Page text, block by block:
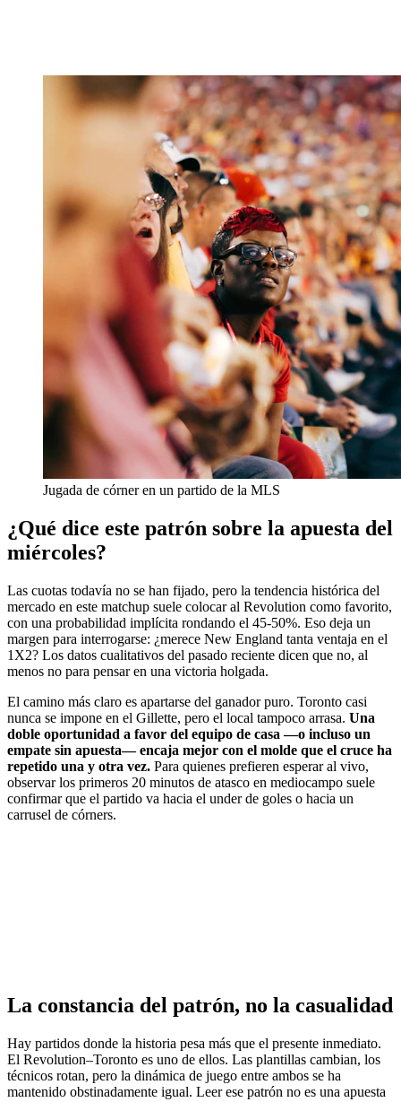
Jugada de córner en un partido de la MLS
¿Qué dice este patrón sobre la apuesta del
miércoles?
Las cuotas todavía no se han fijado, pero la tendencia histórica del
mercado en este matchup suele colocar al Revolution como favorito,
con una probabilidad implícita rondando el 45-50%. Eso deja un
margen para interrogarse: ¿merece New England tanta ventaja en el
1X2? Los datos cualitativos del pasado reciente dicen que no, al
menos no para pensar en una victoria holgada.
El camino más claro es apartarse del ganador puro. Toronto casi
nunca se impone en el Gillette, pero el local tampoco arrasa. Una
doble oportunidad a favor del equipo de casa —o incluso un
empate sin apuesta— encaja mejor con el molde que el cruce ha
repetido una y otra vez. Para quienes prefieren esperar al vivo,
observar los primeros 20 minutos de atasco en mediocampo suele
confirmar que el partido va hacia el under de goles o hacia un
carrusel de córners.
La constancia del patrón, no la casualidad
Hay partidos donde la historia pesa más que el presente inmediato.
El Revolution–Toronto es uno de ellos. Las plantillas cambian, los
técnicos rotan, pero la dinámica de juego entre ambos se ha
mantenido obstinadamente igual. Leer ese patrón no es una apuesta